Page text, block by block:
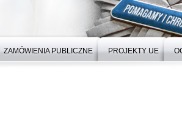
ZAMÓWIENIA PUBLICZNE PROJEKTY UE